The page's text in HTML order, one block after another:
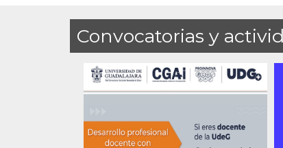
Convocatorias y